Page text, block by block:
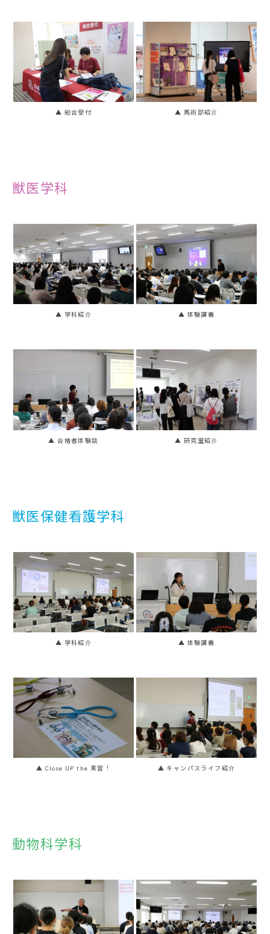
▲ 総合受付 ▲ 馬術部紹介
獣医学科
▲ 学科紹介 ▲ 体験講義
▲ 合格者体験談 ▲ 研究室紹介
獣医保健看護学科
▲ 学科紹介 ▲ 体験講義
▲ Close UP the 実習！ ▲ キャンパスライフ紹介
動物科学科